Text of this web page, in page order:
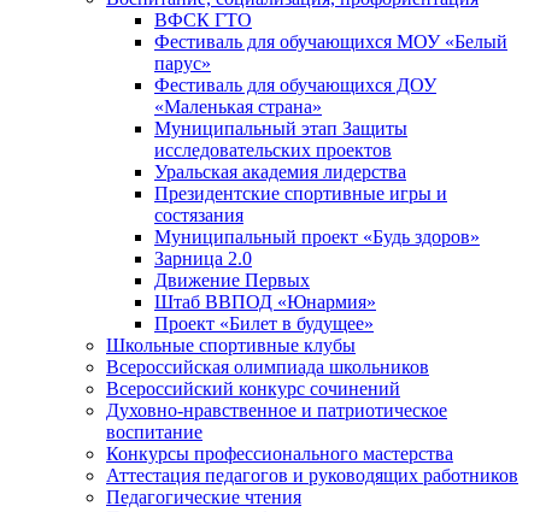
ВФСК ГТО
Фестиваль для обучающихся МОУ «Белый
парус»
Фестиваль для обучающихся ДОУ
«Маленькая страна»
Муниципальный этап Защиты
исследовательских проектов
Уральская академия лидерства
Президентские спортивные игры и
состязания
Муниципальный проект «Будь здоров»
Зарница 2.0
Движение Первых
Штаб ВВПОД «Юнармия»
Проект «Билет в будущее»
Школьные спортивные клубы
Всероссийская олимпиада школьников
Всероссийский конкурс сочинений
Духовно-нравственное и патриотическое
воспитание
Конкурсы профессионального мастерства
Аттестация педагогов и руководящих работников
Педагогические чтения